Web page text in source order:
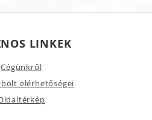
LINKEK
Cégünkről
elérhetőségei